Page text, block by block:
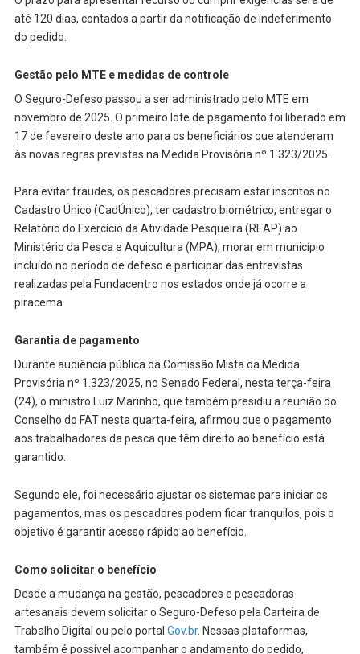
até 120 dias, contados a partir da notificação de indeferimento
do pedido.
Gestão pelo MTE e medidas de controle
O Seguro-Defeso passou a ser administrado pelo MTE em
novembro de 2025. O primeiro lote de pagamento foi liberado em
17 de fevereiro deste ano para os beneficiários que atenderam
às novas regras previstas na Medida Provisória nº 1.323/2025.
Para evitar fraudes, os pescadores precisam estar inscritos no
Cadastro Único (CadÚnico), ter cadastro biométrico, entregar o
Relatório do Exercício da Atividade Pesqueira (REAP) ao
Ministério da Pesca e Aquicultura (MPA), morar em município
incluído no período de defeso e participar das entrevistas
realizadas pela Fundacentro nos estados onde já ocorre a
piracema.
Garantia de pagamento
Durante audiência pública da Comissão Mista da Medida
Provisória nº 1.323/2025, no Senado Federal, nesta terça-feira
(24), o ministro Luiz Marinho, que também presidiu a reunião do
Conselho do FAT nesta quarta-feira, afirmou que o pagamento
aos trabalhadores da pesca que têm direito ao benefício está
garantido.
Segundo ele, foi necessário ajustar os sistemas para iniciar os
pagamentos, mas os pescadores podem ficar tranquilos, pois o
objetivo é garantir acesso rápido ao benefício.
Como solicitar o benefício
Desde a mudança na gestão, pescadores e pescadoras
artesanais devem solicitar o Seguro-Defeso pela Carteira de
Trabalho Digital ou pelo portal Gov.br. Nessas plataformas,
também é possível acompanhar o andamento do pedido,